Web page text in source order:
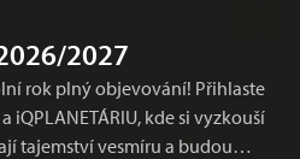
2027
rok plný objevování! Přihlaste
iQPLANETÁRIU, kde si vyzkouší
tajemství vesmíru a budou…